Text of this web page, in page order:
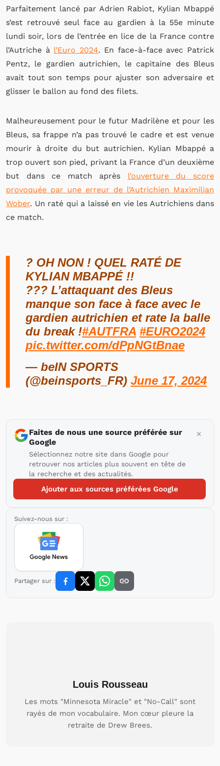
Parfaitement lancé par Adrien Rabiot, Kylian Mbappé
s’est retrouvé seul face au gardien à la 55e minute
lundi soir, lors de l’entrée en lice de la France contre
l’Autriche à l’Euro 2024. En face-à-face avec Patrick
Pentz, le gardien autrichien, le capitaine des Bleus
avait tout son temps pour ajuster son adversaire et
glisser le ballon au fond des filets.
Malheureusement pour le futur Madrilène et pour les
Bleus, sa frappe n’a pas trouvé le cadre et est venue
mourir à droite du but autrichien. Kylian Mbappé a
trop ouvert son pied, privant la France d’un deuxième
but dans ce match après l’ouverture du score
provoquée par une erreur de l’Autrichien Maximilian
Wober. Un raté qui a laissé en vie les Autrichiens dans
ce match.
? OH NON ! QUEL RATÉ DE
KYLIAN MBAPPÉ !!
??? L’attaquant des Bleus
manque son face à face avec le
gardien autrichien et rate la balle
du break !#AUTFRA #EURO2024
pic.twitter.com/dPpNGtBnae
— beIN SPORTS
(@beinsports_FR) June 17, 2024
Faites de nous une source préférée sur
Google
Sélectionnez notre site dans Google pour
retrouver nos articles plus souvent en tête de
la recherche et des actualités.
Ajouter aux sources préférées Google
Suivez-nous sur :
Partager sur :
Louis Rousseau
Les mots "Minnesota Miracle" et "No-Call" sont
rayés de mon vocabulaire. Mon cœur pleure la
retraite de Drew Brees.